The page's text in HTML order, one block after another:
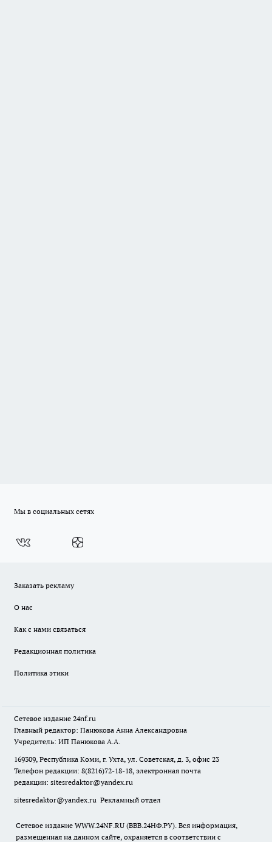
Мы в социальных сетях
Заказать рекламу
О нас
Как с нами связаться
Редакционная политика
Политика этики
Сетевое издание 24nf.ru
Главный редактор: Панюкова Анна Александровна
Учредитель: ИП Панюкова А.А.
169309, Республика Коми, г. Ухта, ул. Советская, д. 3, офис 23
Телефон редакции: 8(8216)72-18-18, электронная почта
редакции: sitesredaktor@yandex.ru
sitesredaktor@yandex.ru Рекламный отдел
Сетевое издание WWW.24NF.RU (ВВВ.24НФ.РУ). Вся информация,
размещенная на данном сайте, охраняется в соответствии с